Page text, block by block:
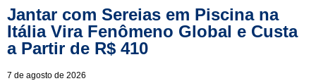
Jantar com Sereias em Piscina na
Itália Vira Fenômeno Global e Custa
a Partir de R$ 410
7 de agosto de 2026